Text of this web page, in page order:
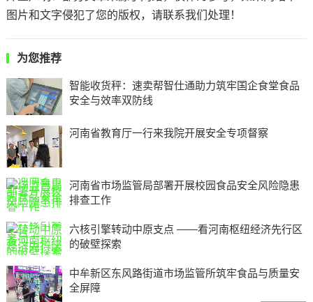
图片和文字侵犯了您的版权，请联系我们处理！
为您推荐
智能收货秤：速卖帮智仕通助力筑牢国企食堂食品
安全与效率双防线
河南省教育厅一行来我院开展安全专项督察
河南省市场监管局部署开展校园食品安全风险隐患
排查工作
六核引擎转动中原支点 ——看河南枢纽经济先行区
的破壁探索
中牟新区东风路街道市场监管所筑牢食品与质量安
全屏障